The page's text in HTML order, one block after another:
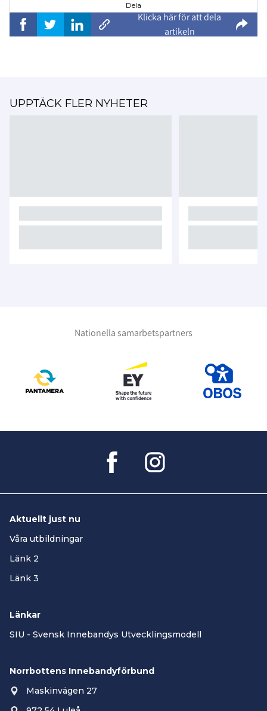
Dela
Klicka här för att dela
artikeln
UPPTÄCK FLER NYHETER
Nationella samarbetspartners
Aktuellt just nu
Våra utbildningar
Länk 2
Länk 3
Länkar
SIU - Svensk Innebandys Utvecklingsmodell
Norrbottens Innebandyförbund
Maskinvägen 27